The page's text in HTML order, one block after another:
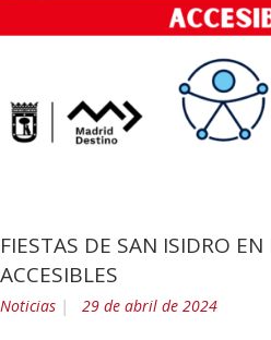
FIESTAS DE SAN ISIDRO
ACCESIBLES
Noticias 29 de abril de 2024